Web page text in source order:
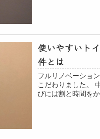
使いやすいト
件とは
フルリノベーショ
こだわりました。
びには割と時間を